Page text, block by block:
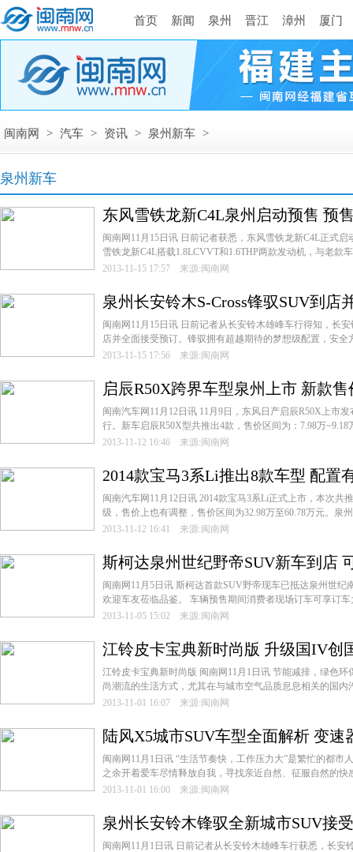
首页 新闻 泉州 晋江 漳州 厦门
闽南网 > 汽车 > 资讯 > 泉州新车 >
泉州新车
东风雪铁龙新C4L泉州启动预售 预
闽南网11月15日讯 日前记者获悉，东风雪铁龙新C4L正式
雪铁龙新C4L搭载1.8LCVVT和1.6THP两款发动机，与老款
2013-11-15 17:57 来源:闽南网
泉州长安铃木S-Cross锋驭SUV到店
闽南网11月15日讯 日前记者从长安铃木雄峰车行得知，长
店并全面接受预订。锋驭拥有超越期待的梦想级配置，安全
2013-11-15 17:56 来源:闽南网
启辰R50X跨界车型泉州上市 新款售
闽南汽车网11月12日讯 11月9日，东风日产启辰R50X上市
行。新车启辰R50X型共推出4款，售价区间为：7.98万~9.18
2013-11-12 16:46 来源:闽南网
2014款宝马3系Li推出8款车型 配置
闽南汽车网11月12日讯 2014款宝马3系Li正式上市，本次共
级，售价上也有调整，售价区间为32.98万至60.78万元。泉
2013-11-12 16:41 来源:闽南网
斯柯达泉州世纪野帝SUV新车到店
闽南网11月5日讯 斯柯达首款SUV野帝现车已抵达泉州世纪
欢迎车友莅临品鉴。 车辆预售期间消费者现场订车可享订
2013-11-05 15:02 来源:闽南网
江铃皮卡宝典新时尚版 升级国IV创
江铃皮卡宝典新时尚版 闽南网11月1日讯 节能减排，绿色
尚潮流的生活方式，尤其在与城市空气品质息息相关的国内
2013-11-01 16:07 来源:闽南网
陆风X5城市SUV车型全面解析 变速
闽南网11月1日讯 “生活节奏快，工作压力大”是繁忙的都市
之余开着爱车尽情释放自我，寻找亲近自然、征服自然的快
2013-11-01 16:00 来源:闽南网
泉州长安铃木锋驭全新城市SUV接
闽南网11月1日讯 日前记者从长安铃木雄峰车行获悉，长安